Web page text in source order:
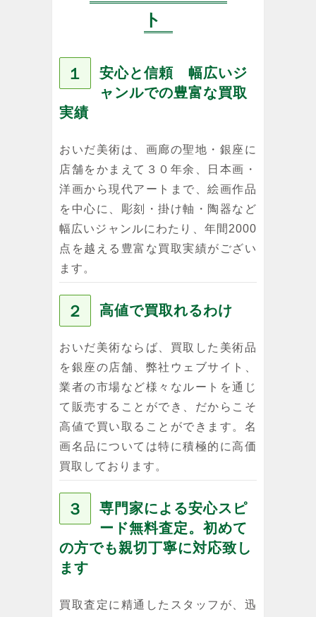
ト
１
安心と信頼 幅広いジ
ャンルでの豊富な買取
実績
おいだ美術は、画廊の聖地・銀座に
店舗をかまえて３０年余、日本画・
洋画から現代アートまで、絵画作品
を中心に、彫刻・掛け軸・陶器など
幅広いジャンルにわたり、年間2000
点を越える豊富な買取実績がござい
ます。
２ 高値で買取れるわけ
おいだ美術ならば、買取した美術品
を銀座の店舗、弊社ウェブサイト、
業者の市場など様々なルートを通じ
て販売することができ、だからこそ
高値で買い取ることができます。名
画名品については特に積極的に高価
買取しております。
３
専門家による安心スピ
ード無料査定。初めて
の方でも親切丁寧に対応致し
ます
買取査定に精通したスタッフが、迅